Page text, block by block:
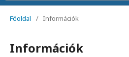
Főoldal / Információk
Információk